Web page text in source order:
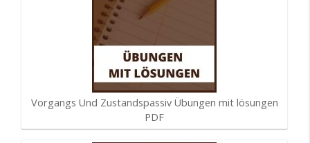
Vorgangs Und Zustandspassiv Übungen mit lösungen
PDF